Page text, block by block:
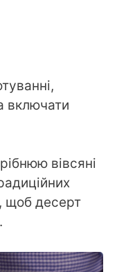
включати
вівсяні
щоб десерт